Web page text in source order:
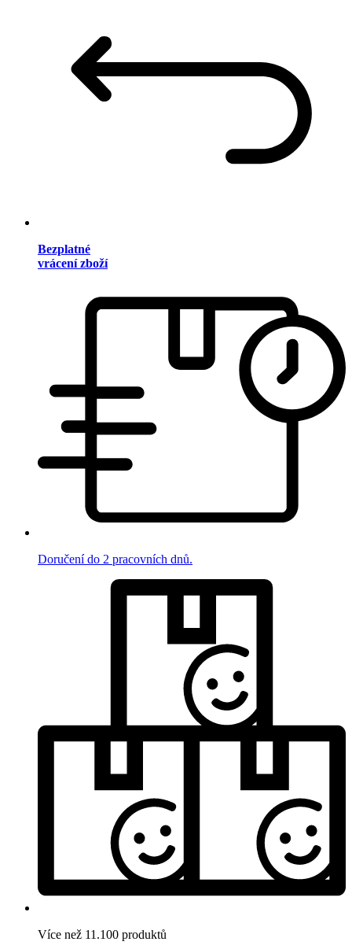
Bezplatné
vrácení zboží
Doručení do 2 pracovních dnů.
Více než 11.100 produktů